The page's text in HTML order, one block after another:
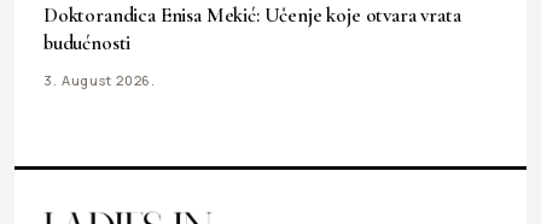
Doktorandica Enisa Mekić: Učenje koje otvara vrata
budućnosti
3. August 2026.